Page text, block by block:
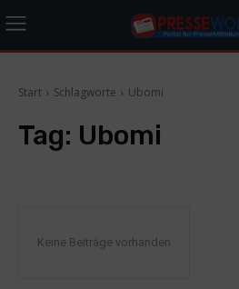
Start Schlagworte Ubomi
Tag: Ubomi
Keine Beiträge vorhanden